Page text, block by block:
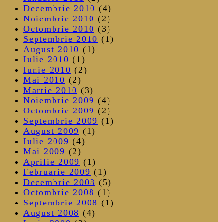
Decembrie 2010 (4)
Noiembrie 2010 (2)
Octombrie 2010 (3)
Septembrie 2010 (1)
August 2010 (1)
Iulie 2010 (1)
Iunie 2010 (2)
Mai 2010 (2)
Martie 2010 (3)
Noiembrie 2009 (4)
Octombrie 2009 (2)
Septembrie 2009 (1)
August 2009 (1)
Iulie 2009 (4)
Mai 2009 (2)
Aprilie 2009 (1)
Februarie 2009 (1)
Decembrie 2008 (5)
Octombrie 2008 (1)
Septembrie 2008 (1)
August 2008 (4)